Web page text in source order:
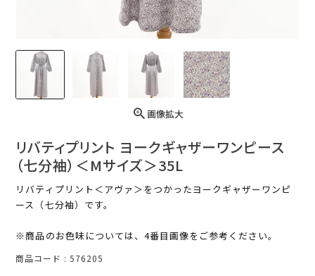
画像拡大
リバティプリント ヨークギャザーワンピース
（七分袖）＜Mサイズ＞35L
リバティプリント＜アヴァ＞をつかったヨークギャザーワンピ
ース（七分袖）です。
※商品のお色味については、4番目画像をご参考ください。
商品コード 576205